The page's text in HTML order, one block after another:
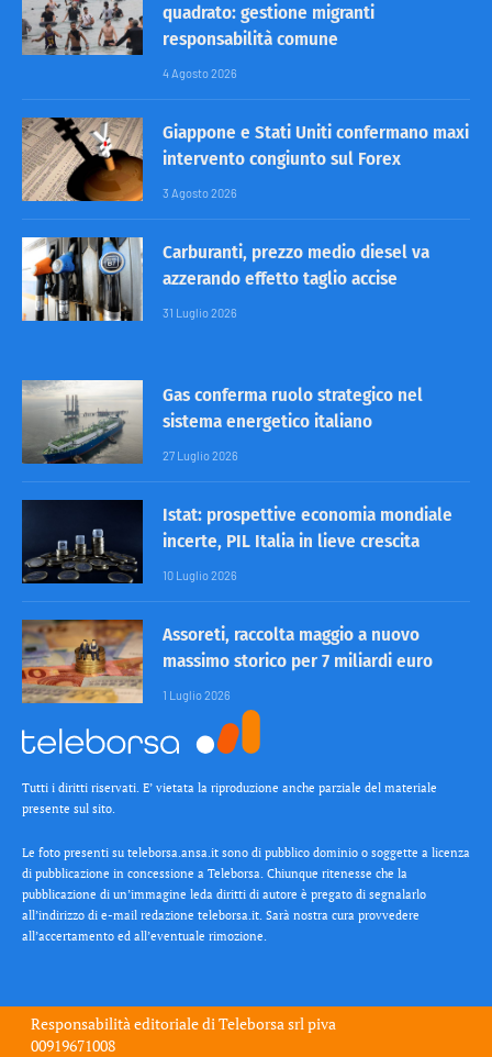
quadrato: gestione migranti
responsabilità comune
4 Agosto 2026
Giappone e Stati Uniti confermano maxi
intervento congiunto sul Forex
3 Agosto 2026
Carburanti, prezzo medio diesel va
azzerando effetto taglio accise
31 Luglio 2026
Gas conferma ruolo strategico nel
sistema energetico italiano
27 Luglio 2026
Istat: prospettive economia mondiale
incerte, PIL Italia in lieve crescita
10 Luglio 2026
Assoreti, raccolta maggio a nuovo
massimo storico per 7 miliardi euro
1 Luglio 2026
Tutti i diritti riservati. E’ vietata la riproduzione anche parziale del materiale
presente sul sito.
Le foto presenti su teleborsa.ansa.it sono di pubblico dominio o soggette a licenza
di pubblicazione in concessione a Teleborsa. Chiunque ritenesse che la
pubblicazione di un’immagine leda diritti di autore è pregato di segnalarlo
all’indirizzo di e-mail redazione teleborsa.it. Sarà nostra cura provvedere
all’accertamento ed all’eventuale rimozione.
Responsabilità editoriale diTeleborsa srlpiva
00919671008